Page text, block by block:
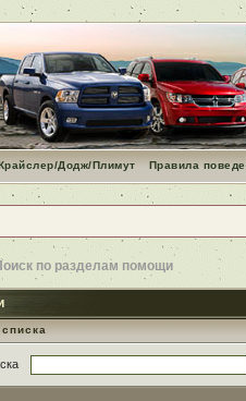
Додж/Плимут Правила
по разделам помощи